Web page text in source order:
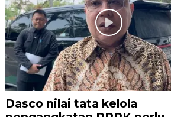
Dasco nilai tata kelola